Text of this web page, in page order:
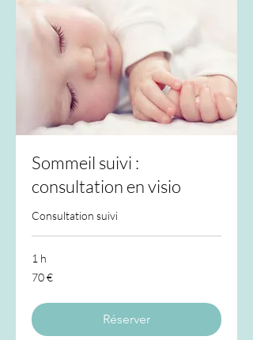
Sommeil suivi :
consultation en visio
Consultation suivi
1 h
70
euros
70 €
Réserver